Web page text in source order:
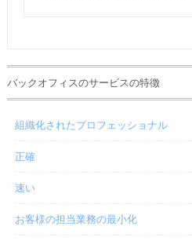
バックオフィスのサービスの特徴
組織化されたプロフェッショナル
正確
速い
お客様の担当業務の最小化